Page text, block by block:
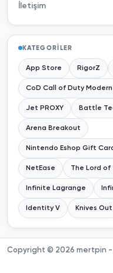
İletişim
KATEGORILER
App Store RigorZ
CoD Call of Duty
Jet PROXY Battle
Arena Breakout
Nintendo Eshop Gift
NetEase The Lord of
Infinite Lagrange
Identity V Knives Out
Copyright © 2026 mertpin -